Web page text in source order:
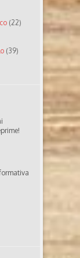
(22)
(39)